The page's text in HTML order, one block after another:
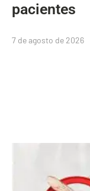
pacientes
7 de agosto de 2026